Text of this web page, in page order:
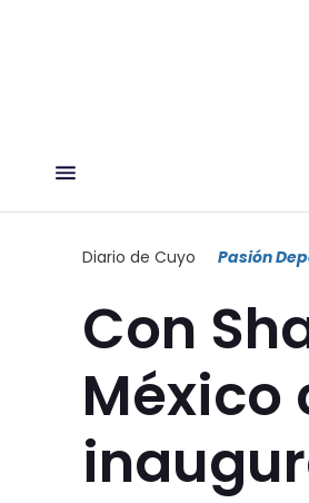
Diario de Cuyo Pasión
Con
México